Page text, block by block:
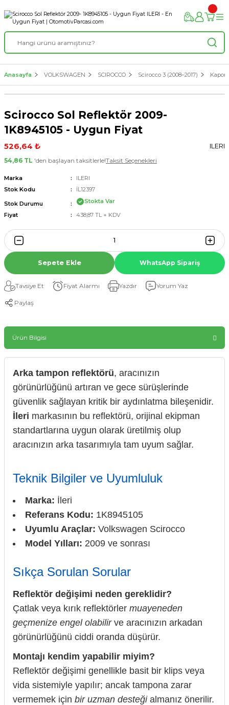
Anasayfa VOLKSWAGEN SCIROCCO Scirocco 3 (2008–2017)
Scirocco Sol Reflektör 2009-
1K8945105 - Uygun Fiyat
526,64 ₺
ILERI
54,86 TL 'den başlayan taksitlerle!Taksit Seçenekleri
Marka
ILERI
Stok Kodu
İL12397
Stok Durumu
Stokta Var
Fiyat
438,87 TL + KDV
Sepete Ekle WhatsApp Sipariş
Tavsiye Et Fiyat Alarmı Yazdır Yorum Yaz
Paylaş
Ürün Bilgisi
Arka tampon reflektörü, aracınızın
görünürlüğünü artıran ve gece sürüşlerinde
güvenlik sağlayan kritik bir aydınlatma bileşenidir.
İleri markasının bu reflektörü, orijinal ekipman
standartlarına uygun olarak üretilmiş olup
aracınızın arka tasarımıyla tam uyum sağlar.
Teknik Bilgiler ve Uyumluluk
Marka: İleri
Referans Kodu: 1K8945105
Uyumlu Araçlar: Volkswagen Scirocco
Model Yılları: 2009 ve sonrası
Sıkça Sorulan Sorular
Reflektör değişimi neden gereklidir?
Çatlak veya kırık reflektörler muayeneden
geçmenize engel olabilirve aracınızın arkadan
görünürlüğünü ciddi oranda düşürür.
Montajı kendim yapabilir miyim?
Reflektör değişimi genellikle basit bir klips veya
vida sistemiyle yapılır; ancak tampona zarar
vermemek için bir uzman desteğialmanız önerilir.